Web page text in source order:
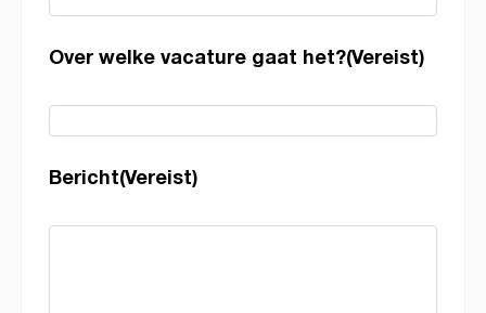
Over welke vacature gaat het?(Vereist)
Bericht(Vereist)